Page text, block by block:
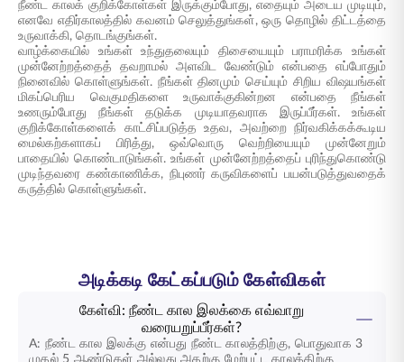
நீண்ட காலக் குறிக்கோள்கள் இருக்கும்போது, எதையும் அடைய முடியும்,
எனவே எதிர்காலத்தில் கவனம் செலுத்துங்கள், ஒரு தொழில் திட்டத்தை
உருவாக்கி, தொடங்குங்கள்.
வாழ்க்கையில் உங்கள் உந்துதலையும் திசையையும் பராமரிக்க உங்கள்
முன்னேற்றத்தைத் தவறாமல் அளவிட வேண்டும் என்பதை எப்போதும்
நினைவில் கொள்ளுங்கள். நீங்கள் தினமும் செய்யும் சிறிய விஷயங்கள்
மிகப்பெரிய வெகுமதிகளை உருவாக்குகின்றன என்பதை நீங்கள்
உணரும்போது நீங்கள் தடுக்க முடியாதவராக இருப்பீர்கள். உங்கள்
குறிக்கோள்களைக் காட்சிப்படுத்த உதவ, அவற்றை நிர்வகிக்கக்கூடிய
மைல்கற்களாகப் பிரித்து, ஒவ்வொரு வெற்றியையும் முன்னேறும்
பாதையில் கொண்டாடுங்கள். உங்கள் முன்னேற்றத்தைப் புரிந்துகொண்டு
முடிந்தவரை கண்காணிக்க, நிபுணர் கருவிகளைப் பயன்படுத்துவதைக்
கருத்தில் கொள்ளுங்கள்.
அடிக்கடி கேட்கப்படும் கேள்விகள்
கேள்வி: நீண்ட கால இலக்கை எவ்வாறு
வரையறுப்பீர்கள்?
A: நீண்ட கால இலக்கு என்பது நீண்ட காலத்திற்கு, பொதுவாக 3
முதல் 5 ஆண்டுகள் அல்லது அதற்கு மேற்பட்ட காலத்திற்கு